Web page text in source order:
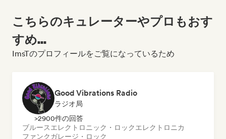
こちらのキュレーターやプロもおす
すめ...
ImsTのプロフィールをご覧になっているため
Good Vibrations Radio
ラジオ局
>2900件の回答
ブルースエレクトロニック・ロックエレクトロニカ
ファンクガレージ・ロック